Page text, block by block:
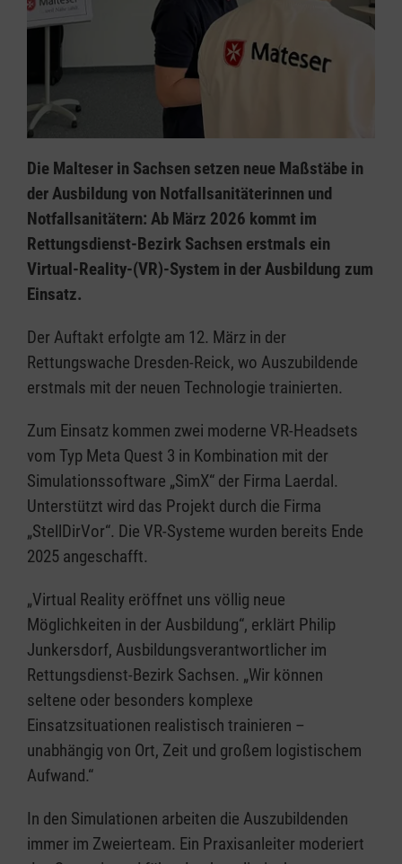
Die Malteser in Sachsen setzen neue Maßstäbe in
der Ausbildung von Notfallsanitäterinnen und
Notfallsanitätern: Ab März 2026 kommt im
Rettungsdienst-Bezirk Sachsen erstmals ein
Virtual-Reality-(VR)-System in der Ausbildung zum
Einsatz.
Der Auftakt erfolgte am 12. März in der
Rettungswache Dresden-Reick, wo Auszubildende
erstmals mit der neuen Technologie trainierten.
Zum Einsatz kommen zwei moderne VR-Headsets
vom Typ Meta Quest 3 in Kombination mit der
Simulationssoftware „SimX“ der Firma Laerdal.
Unterstützt wird das Projekt durch die Firma
„StellDirVor“. Die VR-Systeme wurden bereits Ende
2025 angeschafft.
„Virtual Reality eröffnet uns völlig neue
Möglichkeiten in der Ausbildung“, erklärt Philip
Junkersdorf, Ausbildungsverantwortlicher im
Rettungsdienst-Bezirk Sachsen. „Wir können
seltene oder besonders komplexe
Einsatzsituationen realistisch trainieren –
unabhängig von Ort, Zeit und großem logistischem
Aufwand.“
In den Simulationen arbeiten die Auszubildenden
immer im Zweierteam. Ein Praxisanleiter moderiert